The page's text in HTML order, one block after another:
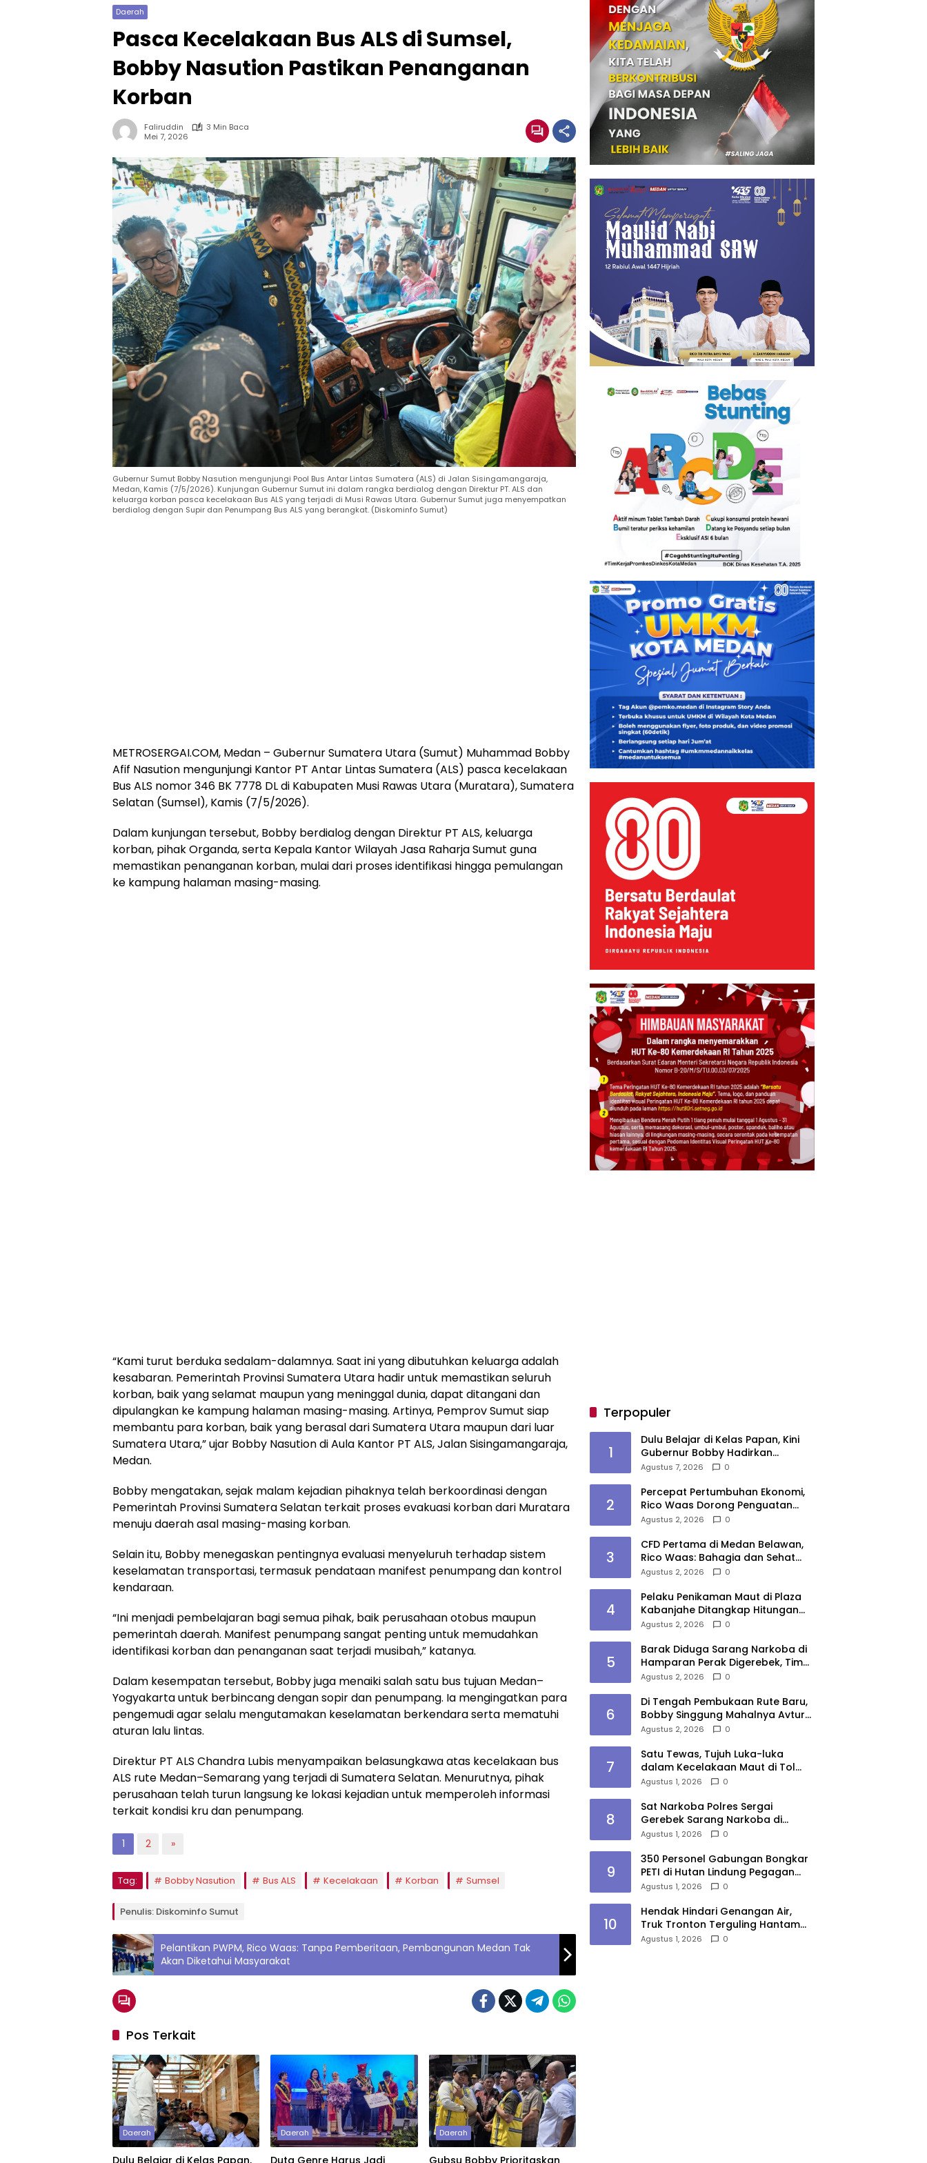
Daerah
Pasca Kecelakaan Bus ALS di Sumsel,
Bobby Nasution Pastikan Penanganan
Korban
Faliruddin
3 Min Baca
Mei 7, 2026
Gubernur Sumut Bobby Nasution mengunjungi Pool Bus Antar Lintas Sumatera (ALS) di Jalan Sisingamangaraja,
Medan, Kamis (7/5/2026). Kunjungan Gubernur Sumut ini dalam rangka berdialog dengan Direktur PT. ALS dan
keluarga korban pasca kecelakaan Bus ALS yang terjadi di Musi Rawas Utara. Gubernur Sumut juga menyempatkan
berdialog dengan Supir dan Penumpang Bus ALS yang berangkat. (Diskominfo Sumut)
METROSERGAI.COM, Medan – Gubernur Sumatera Utara (Sumut) Muhammad Bobby
Afif Nasution mengunjungi Kantor PT Antar Lintas Sumatera (ALS) pasca kecelakaan
Bus ALS nomor 346 BK 7778 DL di Kabupaten Musi Rawas Utara (Muratara), Sumatera
Selatan (Sumsel), Kamis (7/5/2026).
Dalam kunjungan tersebut, Bobby berdialog dengan Direktur PT ALS, keluarga
korban, pihak Organda, serta Kepala Kantor Wilayah Jasa Raharja Sumut guna
memastikan penanganan korban, mulai dari proses identifikasi hingga pemulangan
ke kampung halaman masing-masing.
“Kami turut berduka sedalam-dalamnya. Saat ini yang dibutuhkan keluarga adalah
kesabaran. Pemerintah Provinsi Sumatera Utara hadir untuk memastikan seluruh
korban, baik yang selamat maupun yang meninggal dunia, dapat ditangani dan
dipulangkan ke kampung halaman masing-masing. Artinya, Pemprov Sumut siap
membantu para korban, baik yang berasal dari Sumatera Utara maupun dari luar
Sumatera Utara,” ujar Bobby Nasution di Aula Kantor PT ALS, Jalan Sisingamangaraja,
Medan.
Bobby mengatakan, sejak malam kejadian pihaknya telah berkoordinasi dengan
Pemerintah Provinsi Sumatera Selatan terkait proses evakuasi korban dari Muratara
menuju daerah asal masing-masing korban.
Selain itu, Bobby menegaskan pentingnya evaluasi menyeluruh terhadap sistem
keselamatan transportasi, termasuk pendataan manifest penumpang dan kontrol
kendaraan.
“Ini menjadi pembelajaran bagi semua pihak, baik perusahaan otobus maupun
pemerintah daerah. Manifest penumpang sangat penting untuk memudahkan
identifikasi korban dan penanganan saat terjadi musibah,” katanya.
Dalam kesempatan tersebut, Bobby juga menaiki salah satu bus tujuan Medan–
Yogyakarta untuk berbincang dengan sopir dan penumpang. Ia mengingatkan para
pengemudi agar selalu mengutamakan keselamatan berkendara serta mematuhi
aturan lalu lintas.
Direktur PT ALS Chandra Lubis menyampaikan belasungkawa atas kecelakaan bus
ALS rute Medan–Semarang yang terjadi di Sumatera Selatan. Menurutnya, pihak
perusahaan telah turun langsung ke lokasi kejadian untuk memperoleh informasi
terkait kondisi kru dan penumpang.
1 2 »
Tag: Bobby Nasution Bus ALS Kecelakaan Korban Sumsel
Penulis: Diskominfo Sumut
Pelantikan PWPM, Rico Waas: Tanpa Pemberitaan, Pembangunan Medan Tak
Akan Diketahui Masyarakat
Pos Terkait
Daerah
Dulu Belajar di Kelas Papan,
Daerah
Duta Genre Harus Jadi
Daerah
Gubsu Bobby Prioritaskan
Terpopuler
1
Dulu Belajar di Kelas Papan, Kini
Gubernur Bobby Hadirkan
Gedung Sekolah Permanen
Agustus 7, 2026 0
2
Percepat Pertumbuhan Ekonomi,
Rico Waas Dorong Penguatan
Sinergi Pemko-DPRD Medan
Agustus 2, 2026 0
3
CFD Pertama di Medan Belawan,
Rico Waas: Bahagia dan Sehat
Harus Menjangkau Seluruh Sudut
Agustus 2, 2026 0
4
Pelaku Penikaman Maut di Plaza
Kabanjahe Ditangkap Hitungan
Menit, Polisi Dalami Motif
Agustus 2, 2026 0
5
Barak Diduga Sarang Narkoba di
Hamparan Perak Digerebek, Tim
Gabungan Musnahkan Lokasi
Agustus 2, 2026 0
6
Di Tengah Pembukaan Rute Baru,
Bobby Singgung Mahalnya Avtur
Kualanamu
Agustus 2, 2026 0
7
Satu Tewas, Tujuh Luka-luka
dalam Kecelakaan Maut di Tol
Medan–Tebing Tinggi
Agustus 1, 2026 0
8
Sat Narkoba Polres Sergai
Gerebek Sarang Narkoba di
Sungai Buaya, Satu Terduga
Agustus 1, 2026 0
9
350 Personel Gabungan Bongkar
PETI di Hutan Lindung Pegagan
Hilir, 47 Camp dan Puluhan
Agustus 1, 2026 0
10
Hendak Hindari Genangan Air,
Truk Tronton Terguling Hantam
Pembatas Jalan di Jalinsum
Agustus 1, 2026 0